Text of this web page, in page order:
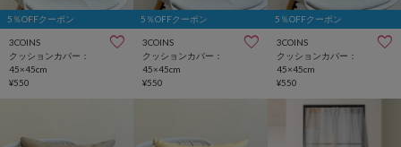
5％OFFクーポン
3COINS
クッションカバー：
45×45cm
¥550
5％OFFクーポン
3COINS
クッションカバー：
45×45cm
¥550
5％OFFクーポン
3COINS
クッションカバー：
45×45cm
¥550